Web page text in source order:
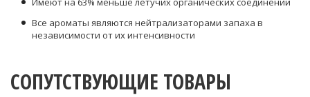
Все ароматы являются нейтрализаторами запаха в
независимости от их интенсивности
СОПУТСТВУЮЩИЕ ТОВАРЫ